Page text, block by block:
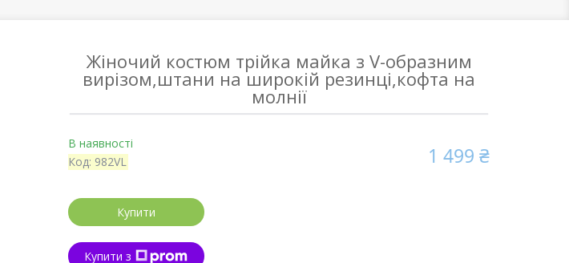
Жіночий костюм трійка майка з V-образним
вирізом,штани на широкій резинці,кофта на
молнії
В наявності
Код: 982VL 1 499 ₴
Купити
Купити з